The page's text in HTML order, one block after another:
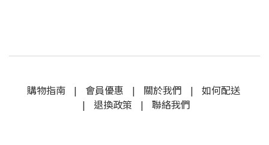
購物指南| 會員優惠 | 關於我們 | 如何配送
| 退換政策 | 聯絡我們